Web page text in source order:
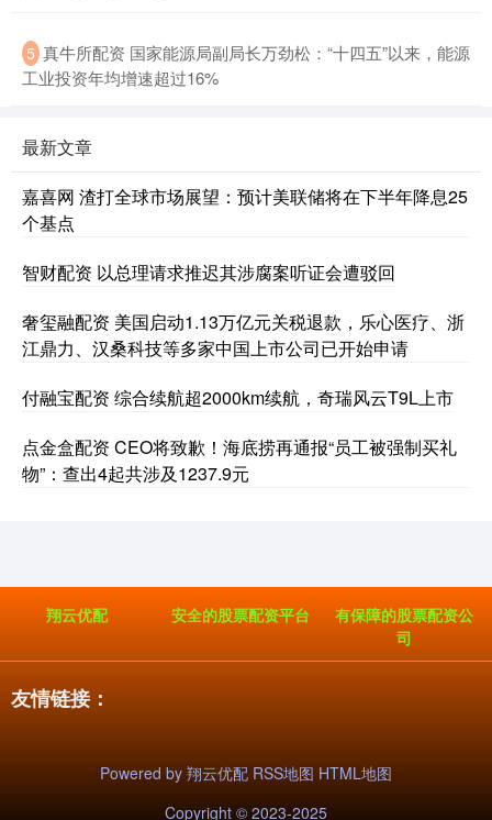
5 真牛所配资 国家能源局副局长万劲松：“十四五”以来，能源
工业投资年均增速超过16%
最新文章
嘉喜网 渣打全球市场展望：预计美联储将在下半年降息25
个基点
智财配资 以总理请求推迟其涉腐案听证会遭驳回
奢玺融配资 美国启动1.13万亿元关税退款，乐心医疗、浙
江鼎力、汉桑科技等多家中国上市公司已开始申请
付融宝配资 综合续航超2000km续航，奇瑞风云T9L上市
点金盒配资 CEO将致歉！海底捞再通报“员工被强制买礼
物”：查出4起共涉及1237.9元
翔云优配 安全的股票配资平台
有保障的股票配资公
司
友情链接：
Powered by 翔云优配 RSS地图 HTML地图
Copyright © 2023-2025